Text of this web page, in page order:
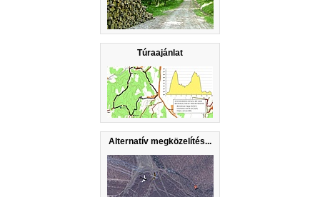
Túraajánlat
Alternatív megközelítés...